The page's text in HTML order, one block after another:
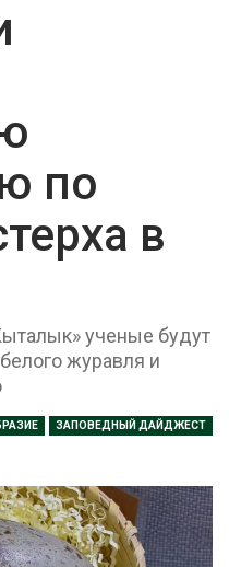
по
в
ученые будут
журавля и
ЗАПОВЕДНЫЙ ДАЙДЖЕСТ